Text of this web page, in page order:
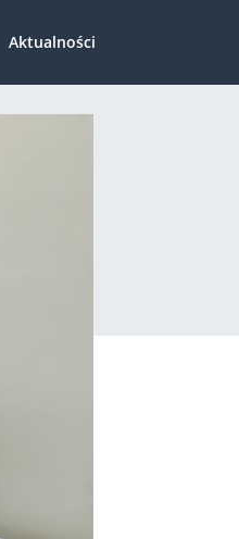
Aktualności